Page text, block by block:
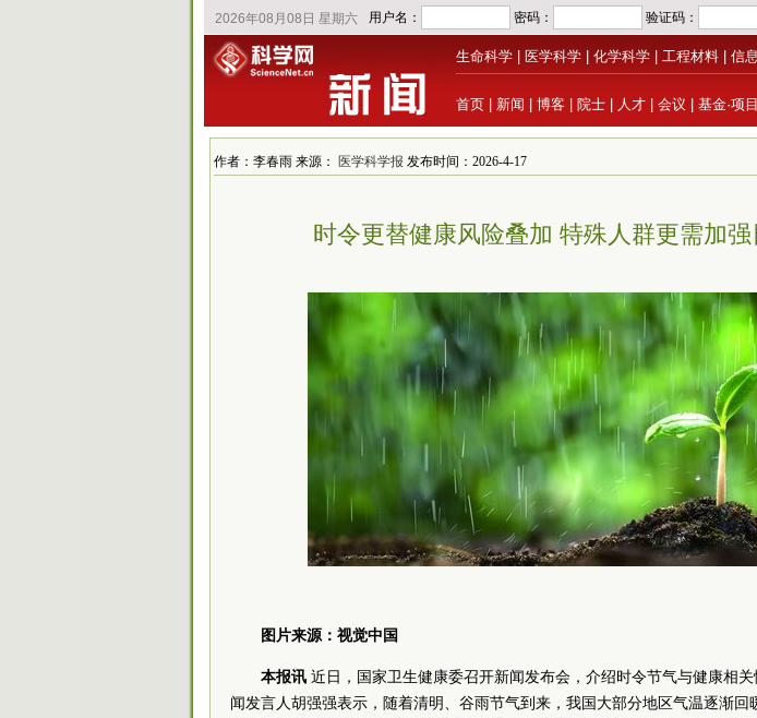
生命科学 医学科学 化学科学 工程材料 信
首页 新闻 博客 院士 人才 会议 基金·项目
作者：李春雨 来源： 医学科学报 发布时间：2026-4-17
时令更替健康风险叠加 特殊人群更需加
图片来源：视觉中国
本报讯 近日，国家卫生健康委召开新闻发布会，介绍时令节气与健康相
闻发言人胡强强表示，随着清明、谷雨节气到来，我国大部分地区气温逐渐回